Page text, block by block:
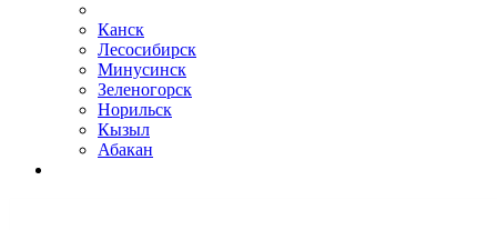
Канск
Лесосибирск
Минусинск
Зеленогорск
Норильск
Кызыл
Абакан